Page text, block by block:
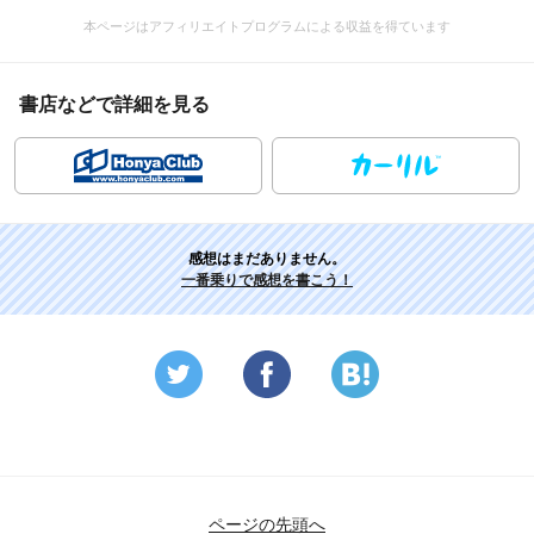
本ページはアフィリエイトプログラムによる収益を得ています
書店などで詳細を見る
感想はまだありません。
一番乗りで感想を書こう！
ページの先頭へ